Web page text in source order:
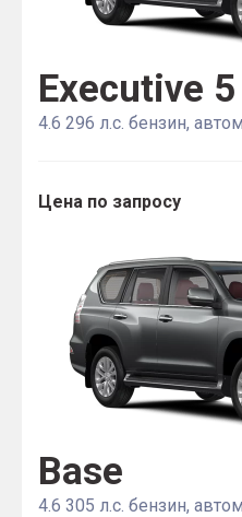
Executive 5
4.6 296 л.с. бензин,
Цена по запросу
Base
4.6 305 л.с. бензин,